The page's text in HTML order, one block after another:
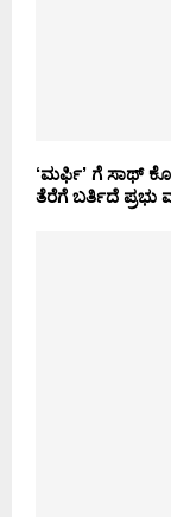
‘ಮರ್ಫಿ’ ಗೆ ಸಾಥ್
ತೆರೆಗೆ ಬರ್ತಿದೆ ಪ್ರಭು